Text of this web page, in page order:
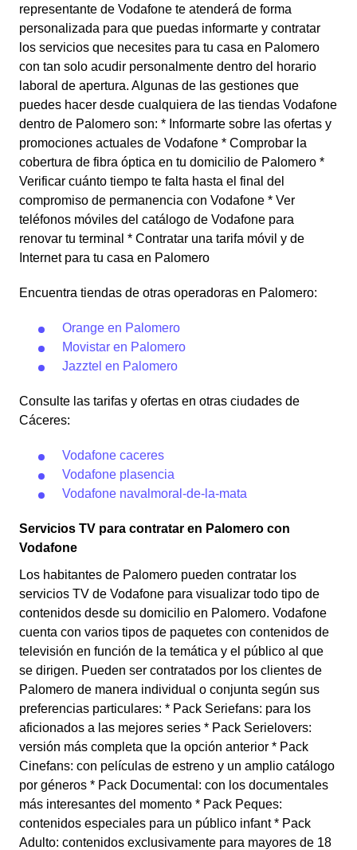
representante de Vodafone te atenderá de forma
personalizada para que puedas informarte y contratar
los servicios que necesites para tu casa en Palomero
con tan solo acudir personalmente dentro del horario
laboral de apertura. Algunas de las gestiones que
puedes hacer desde cualquiera de las tiendas Vodafone
dentro de Palomero son: * Informarte sobre las ofertas y
promociones actuales de Vodafone * Comprobar la
cobertura de fibra óptica en tu domicilio de Palomero *
Verificar cuánto tiempo te falta hasta el final del
compromiso de permanencia con Vodafone * Ver
teléfonos móviles del catálogo de Vodafone para
renovar tu terminal * Contratar una tarifa móvil y de
Internet para tu casa en Palomero
Encuentra tiendas de otras operadoras en Palomero:
Orange en Palomero
Movistar en Palomero
Jazztel en Palomero
Consulte las tarifas y ofertas en otras ciudades de
Cáceres:
Vodafone caceres
Vodafone plasencia
Vodafone navalmoral-de-la-mata
Servicios TV para contratar en Palomero con
Vodafone
Los habitantes de Palomero pueden contratar los
servicios TV de Vodafone para visualizar todo tipo de
contenidos desde su domicilio en Palomero. Vodafone
cuenta con varios tipos de paquetes con contenidos de
televisión en función de la temática y el público al que
se dirigen. Pueden ser contratados por los clientes de
Palomero de manera individual o conjunta según sus
preferencias particulares: * Pack Seriefans: para los
aficionados a las mejores series * Pack Serielovers:
versión más completa que la opción anterior * Pack
Cinefans: con películas de estreno y un amplio catálogo
por géneros * Pack Documental: con los documentales
más interesantes del momento * Pack Peques:
contenidos especiales para un público infant * Pack
Adulto: contenidos exclusivamente para mayores de 18